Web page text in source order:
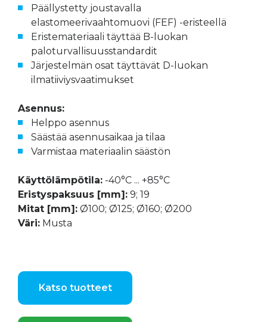
Päällystetty joustavalla
elastomeerivaahtomuovi (FEF) -eristeellä
Eristemateriaali täyttää B-luokan
paloturvallisuusstandardit
Järjestelmän osat täyttävät D-luokan
ilmatiiviysvaatimukset
Asennus:
Helppo asennus
Säästää asennusaikaa ja tilaa
Varmistaa materiaalin säästön
Käyttölämpötila: -40°C ... +85°C
Eristyspaksuus [mm]: 9; 19
Mitat [mm]: Ø100; Ø125; Ø160; Ø200
Väri: Musta
Katso tuotteet